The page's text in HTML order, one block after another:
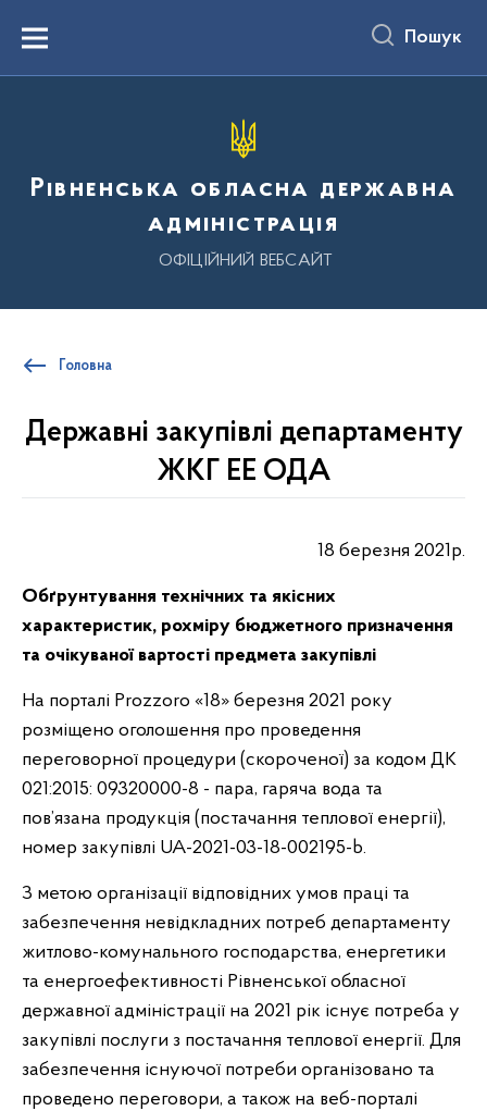
вмістуMenu Пошук
Рівненська обласна державна
адміністрація
ОФІЦІЙНИЙ ВЕБСАЙТ
Головна
Державні закупівлі департаменту
ЖКГ ЕЕ ОДА
18 березня 2021р.
Обґрунтування технічних та якісних
характеристик, рохміру бюджетного призначення
та очікуваної вартості предмета закупівлі
На порталі Prozzoro «18» березня 2021 року
розміщено оголошення про проведення
переговорної процедури (скороченої) за кодом ДК
021:2015: 09320000-8 - пара, гаряча вода та
пов’язана продукція (постачання теплової енергії),
номер закупівлі UA-2021-03-18-002195-b.
З метою організації відповідних умов праці та
забезпечення невідкладних потреб департаменту
житлово-комунального господарства, енергетики
та енергоефективності Рівненської обласної
державної адміністрації на 2021 рік існує потреба у
закупівлі послуги з постачання теплової енергії. Для
забезпечення існуючої потреби організовано та
проведено переговори, а також на веб-порталі